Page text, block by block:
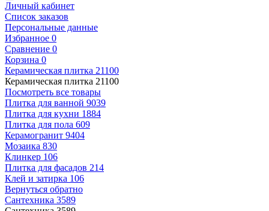
Личный кабинет
Список заказов
Персональные данные
Избранное 0
Сравнение 0
Корзина 0
Керамическая плитка 21100
Керамическая плитка 21100
Посмотреть все товары
Плитка для ванной 9039
Плитка для кухни 1884
Плитка для пола 609
Керамогранит 9404
Мозаика 830
Клинкер 106
Плитка для фасадов 214
Клей и затирка 106
Вернуться обратно
Сантехника 3589